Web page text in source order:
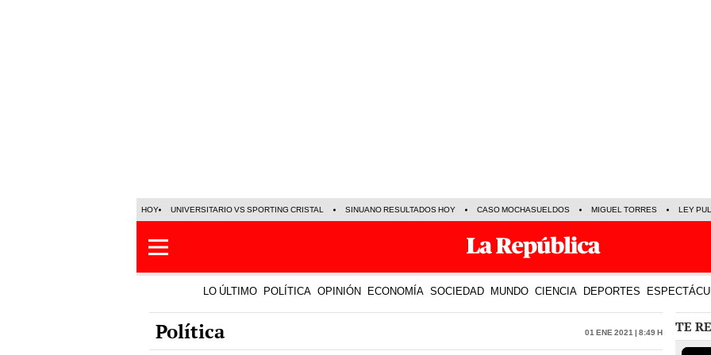
HOY UNIVERSITARIO VS SPORTING CRISTAL SINUANO RESULTADOS HOY CASO MOCHASUELDOS MIGUEL TORRES LEY
LO ÚLTIMO POLÍTICA OPINIÓN ECONOMÍA SOCIEDAD MUNDO CIENCIA DEPORTES
Política 01 Ene 2021 | 8:49 h TE